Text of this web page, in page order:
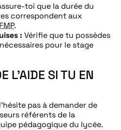
toi que la durée du
correspondent aux
.
: Vérifie que tu possèdes
pour le stage
L’AIDE SI TU EN
pas à demander de
référents de la
pédagogique du lycée.